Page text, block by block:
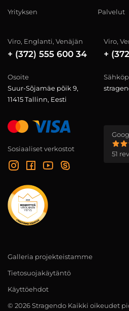
Yrityksen Palvelut
Viro, Englanti, Venäjän
+ (372) 555 600 34
Viro,
+
Osoite
Suur-Sõjamäe põik 9,
11415 Tallinn, Eesti
Sosiaaliset verkostot
51
Galleria projekteistamme
Tietosuojakäytäntö
Käyttöehdot
© 2026 Stragendo Kaikki oikeudet